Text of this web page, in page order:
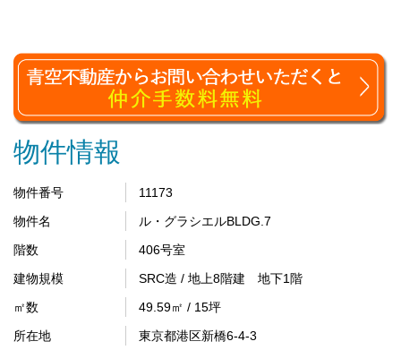
物件情報
物件番号
11173
物件名
ル・グラシエルBLDG.7
階数
406号室
建物規模
SRC造 / 地上8階建 地下1階
㎡数
49.59㎡ / 15坪
所在地
東京都港区新橋6-4-3